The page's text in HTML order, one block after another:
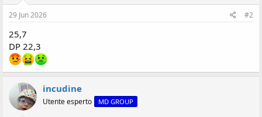
29 Jun 2026 #2
25,7
DP 22,3
incudine
Utente esperto MD GROUP